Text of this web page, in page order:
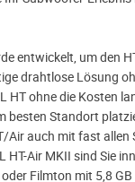
entwickelt, um den
drahtlose Lösung
HT ohne die Kosten
besten Standort
Air auch mit fast allen
HT-Air MKII sind Sie
Filmton mit 5,8